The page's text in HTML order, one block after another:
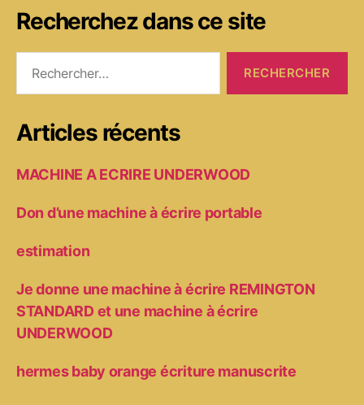
Recherchez dans ce site
Articles récents
MACHINE A ECRIRE UNDERWOOD
Don d’une machine à écrire portable
estimation
Je donne une machine à écrire REMINGTON
STANDARD et une machine à écrire
UNDERWOOD
hermes baby orange écriture manuscrite